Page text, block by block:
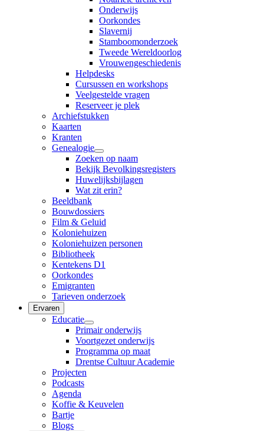
Onderwijs
Oorkondes
Slavernij
Stamboomonderzoek
Tweede Wereldoorlog
Vrouwengeschiedenis
Helpdesks
Cursussen en workshops
Veelgestelde vragen
Reserveer je plek
Archiefstukken
Kaarten
Kranten
Genealogie
Zoeken op naam
Bekijk Bevolkingsregisters
Huwelijksbijlagen
Wat zit erin?
Beeldbank
Bouwdossiers
Film & Geluid
Koloniehuizen
Koloniehuizen personen
Bibliotheek
Kentekens D1
Oorkondes
Emigranten
Tarieven onderzoek
Ervaren
Educatie
Primair onderwijs
Voortgezet onderwijs
Programma op maat
Drentse Cultuur Academie
Projecten
Podcasts
Agenda
Koffie & Keuvelen
Bartje
Blogs